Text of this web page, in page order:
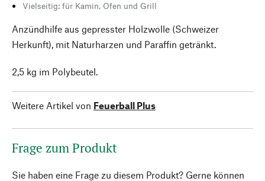
Vielseitig: für Kamin, Ofen und Grill
Anzündhilfe aus gepresster Holzwolle (Schweizer
Herkunft), mit Naturharzen und Paraffin getränkt.
2,5 kg im Polybeutel.
Weitere Artikel von Feuerball Plus
Frage zum Produkt
Sie haben eine Frage zu diesem Produkt? Gerne können